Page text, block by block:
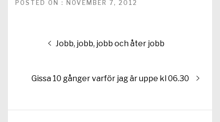
POSTED ON : NOVEMBER 7, 2012
Inläggsnavigering
Föregående
Jobb, jobb, jobb och åter jobb
Nästa
Gissa 10 gånger varför jag är uppe kl 06.30